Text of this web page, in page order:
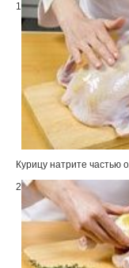
1
Курицу натрите частью
2